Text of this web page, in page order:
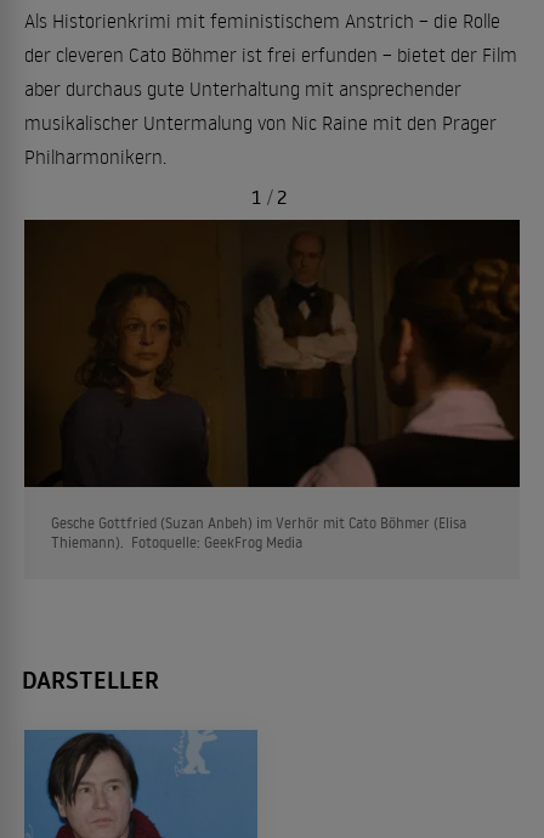
Als Historienkrimi mit feministischem Anstrich – die Rolle
der cleveren Cato Böhmer ist frei erfunden – bietet der Film
aber durchaus gute Unterhaltung mit ansprechender
musikalischer Untermalung von Nic Raine mit den Prager
Philharmonikern.
Gesche Gottfried (Suzan Anbeh) im Verhör mit Cato Böhmer (Elisa
Thiemann). Fotoquelle: GeekFrog Media
1 / 2
DARSTELLER